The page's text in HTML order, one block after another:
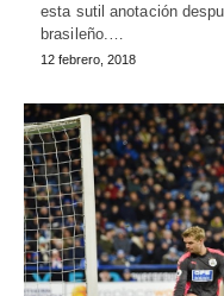
esta sutil anotación
brasileño.…
12 febrero, 2018